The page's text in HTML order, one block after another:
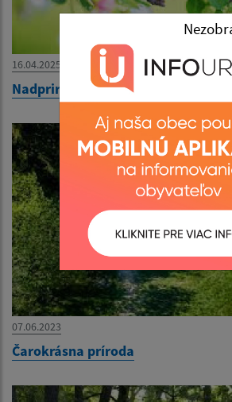
16.04.2025
Nadprirodzené účinky vtáčieho
07.06.2023
Čarokrásna príroda